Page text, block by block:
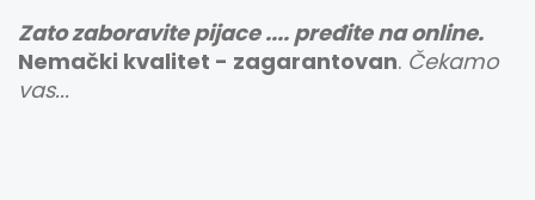
Zato zaboravite pijace .... pređite na online.
Nemački kvalitet - zagarantovan. Čekamo
vas...